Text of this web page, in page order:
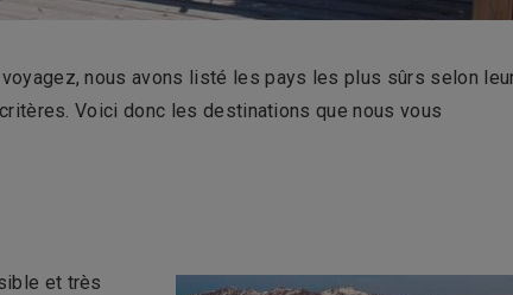
nous avons listé les pays les plus sûrs selon
Voici donc les destinations que nous vous
et très